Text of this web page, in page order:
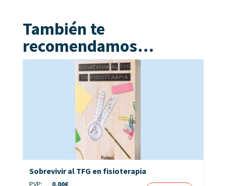
También te
recomendamos…
Sobrevivir al TFG en fisioterapia
PVP: 0,00€